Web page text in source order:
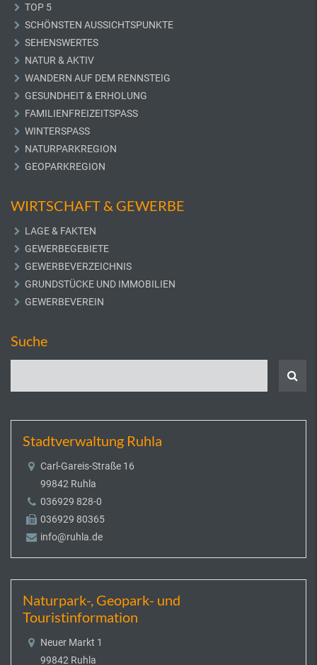
TOP 5
SCHÖNSTEN AUSSICHTSPUNKTE
SEHENSWERTES
NATUR & AKTIV
WANDERN AUF DEM RENNSTEIG
GESUNDHEIT & ERHOLUNG
FAMILIENFREIZEITSPASS
WINTERSPASS
NATURPARKREGION
GEOPARKREGION
WIRTSCHAFT & GEWERBE
LAGE & FAKTEN
GEWERBEGEBIETE
GEWERBEVERZEICHNIS
GRUNDSTÜCKE UND IMMOBILIEN
GEWERBEVEREIN
Suche
Stadtverwaltung Ruhla
Carl-Gareis-Straße 16
99842 Ruhla
036929 828-0
036929 80365
info@ruhla.de
Naturpark-, Geopark- und
Touristinformation
Neuer Markt 1
99842 Ruhla